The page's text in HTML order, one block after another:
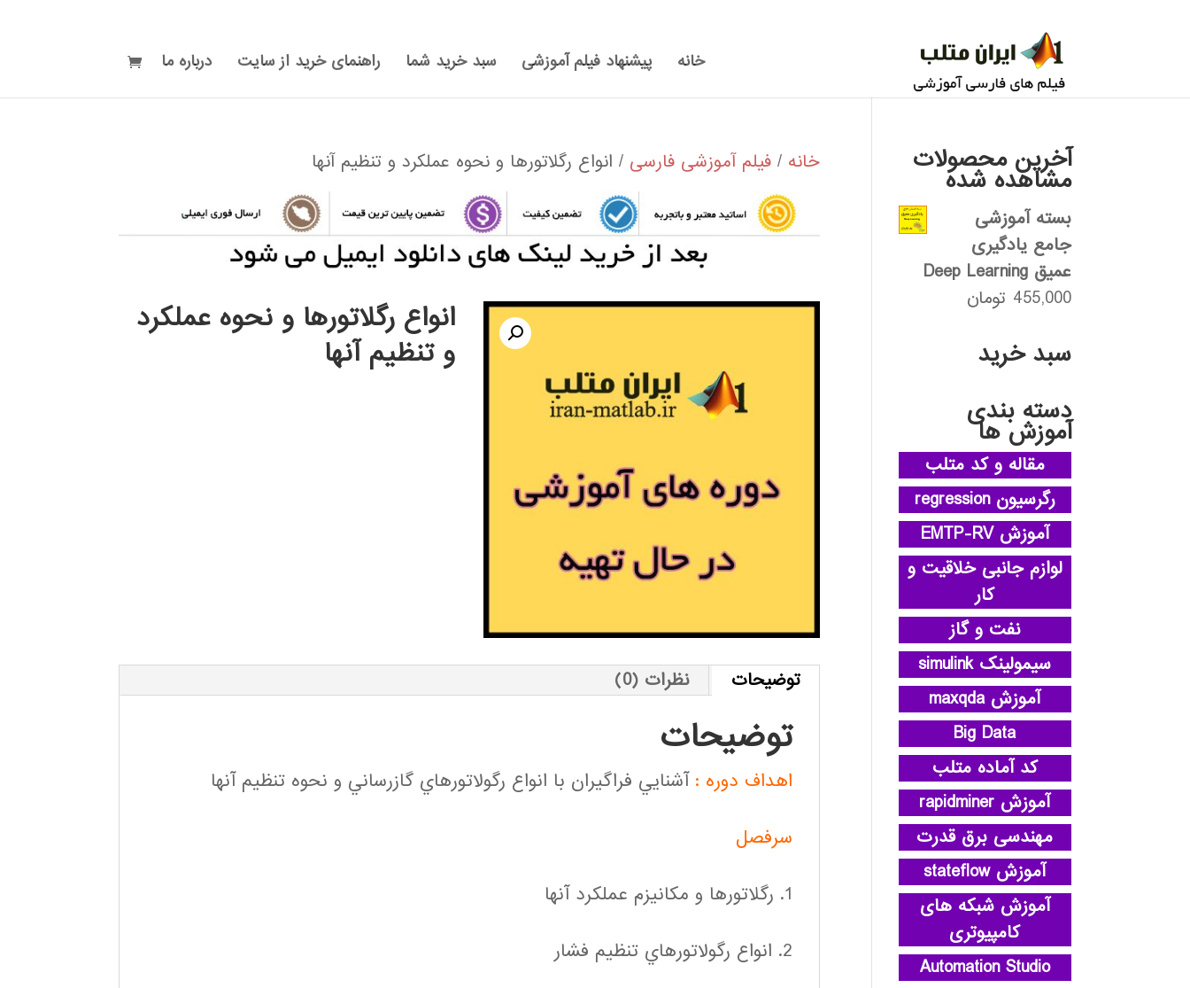
خانه پیشنهاد فیلم آموزشی سبد خرید شما راهنمای خرید از سایت درباره ما
خانه / فیلم آموزشی فارسی / انواع رگلاتورها و نحوه عملكرد و تنظيم آنها
انواع رگلاتورها و نحوه عملكرد
و تنظيم آنها
توضیحات نظرات (0)
توضیحات
اهداف دوره : آشنايي فراگيران با انواع رگولاتورهاي گازرساني و نحوه تنظيم آنها
سرفصل
1. رگلاتورها و مكانيزم عملكرد آنها
2. انواع رگولاتورهاي تنظيم فشار
آخرین محصولات
مشاهده شده
بسته آموزشی
جامع یادگیری
عمیق Deep Learning
455,000 تومان
سبد خرید
دسته بندی
آموزش ها
مقاله و کد متلب
رگرسیون regression
آموزش EMTP-RV
لوازم جانبی خلاقیت و
کار
نفت و گاز
سیمولینک simulink
آموزش maxqda
Big Data
کد آماده متلب
آموزش rapidminer
مهندسی برق قدرت
آموزش stateflow
آموزش شبکه های
کامپیوتری
Automation Studio